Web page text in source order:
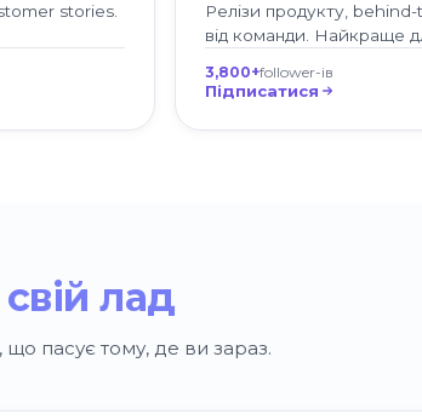
stories.
Релізи продукту,
від команди. Найкраще
3,800+follower-ів
Підписатися
лад
пасує тому, де ви зараз.